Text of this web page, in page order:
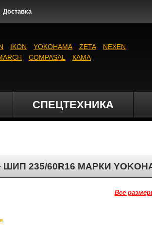
Доставка
СПЕЦТЕХНИКА
IKON YOKOHAMA ZETA
NEXEN
COMPASAL КАМА
235/60R16 МАРКИ
Все